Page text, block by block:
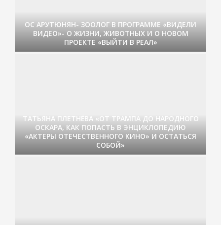
ОС АРУТЮНЯН- ЗООЛОГ В ПРОГРАММЕ «ВИДЕЛИ
ВИДЕО»- О ЖИЗНИ, ЖИВОТНЫХ И О НОВОМ
ПРОЕКТЕ «ВЫЙТИ В РЕАЛ»
ТАТЬЯНА ПЛЕТНЁВА «ОТ ТРАМПА ДО НАРОДНОГО
ОСКАРА, КАК ПОПАСТЬ В ЭНЦИКЛОПЕДИЮ
«АКТЕРЫ ОТЕЧЕСТВЕННОГО КИНО» И ОСТАТЬСЯ
СОБОЙ»